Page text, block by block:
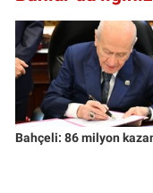
Bahçeli: 86 milyon